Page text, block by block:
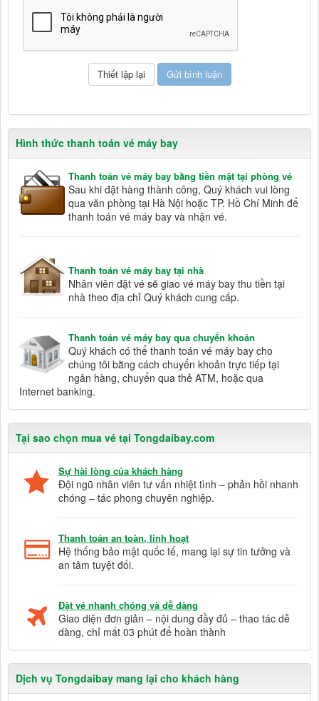
Hình thức thanh toán vé máy bay
Thanh toán vé máy bay bằng tiền mặt tại phòng vé
Sau khi đặt hàng thành công, Quý khách vui lòng
qua văn phòng tại Hà Nội hoặc TP. Hồ Chí Minh để
thanh toán vé máy bay và nhận vé.
Thanh toán vé máy bay tại nhà
Nhân viên đặt vé sẽ giao vé máy bay thu tiền tại
nhà theo địa chỉ Quý khách cung cấp.
Thanh toán vé máy bay qua chuyển khoản
Quý khách có thể thanh toán vé máy bay cho
chúng tôi bằng cách chuyển khoản trực tiếp tại
ngân hàng, chuyển qua thẻ ATM, hoặc qua
Internet banking.
Tại sao chọn mua vé tại Tongdaibay.com
Sự hài lòng của khách hàng
Đội ngũ nhân viên tư vấn nhiệt tình – phản hồi nhanh
chóng – tác phong chuyên nghiệp.
Thanh toán an toàn, linh hoạt
Hệ thống bảo mật quốc tế, mang lại sự tin tưởng và
an tâm tuyệt đối.
Đặt vé nhanh chóng và dễ dàng
Giao diện đơn giản – nội dung đầy đủ – thao tác dễ
dàng, chỉ mất 03 phút để hoàn thành
Dịch vụ Tongdaibay mang lại cho khách hàng